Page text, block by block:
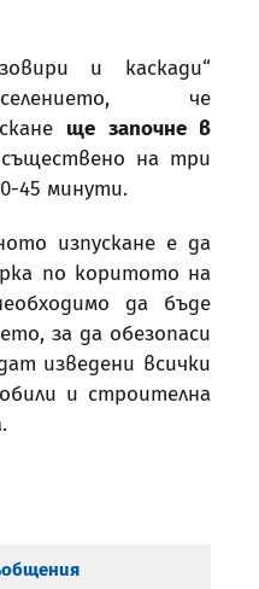
и каскади“
че
ще започне в
на три
45 минути.
изпускане е да
по коритото на
да бъде
за да обезопаси
изведени всички
и строителна